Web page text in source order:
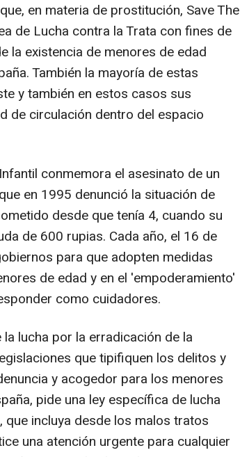
en materia de prostitución, Save The
de Lucha contra la Trata con fines de
la existencia de menores de edad
También la mayoría de estas
y también en estos casos sus
de circulación dentro del espacio
conmemora el asesinato de un
en 1995 denunció la situación de
desde que tenía 4, cuando su
de 600 rupias. Cada año, el 16 de
para que adopten medidas
de edad y en el 'empoderamiento'
como cuidadores.
la lucha por la erradicación de la
que tipifiquen los delitos y
y acogedor para los menores
pide una ley específica de lucha
incluya desde los malos tratos
una atención urgente para cualquier